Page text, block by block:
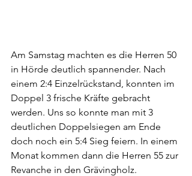
Am Samstag machten es die Herren 50
in Hörde deutlich spannender. Nach
einem 2:4 Einzelrückstand, konnten im
Doppel 3 frische Kräfte gebracht
werden. Uns so konnte man mit 3
deutlichen Doppelsiegen am Ende
doch noch ein 5:4 Sieg feiern. In einem
Monat kommen dann die Herren 55 zur
Revanche in den Grävingholz.